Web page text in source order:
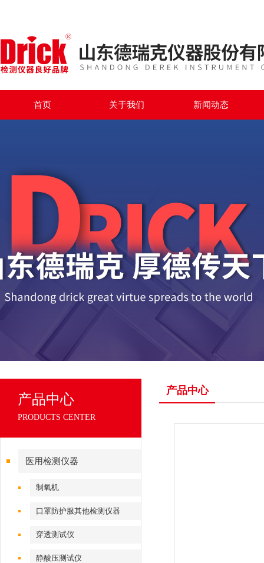
首页 关于我们 新闻动态
产品中心
PRODUCTS CENTER
医用检测仪器
制氧机
口罩防护服其他检测仪器
穿透测试仪
静酸压测试仪
产品中心